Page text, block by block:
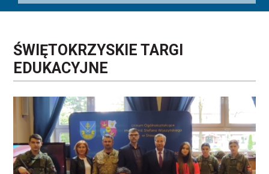
ŚWIĘTOKRZYSKIE TARGI
EDUKACYJNE